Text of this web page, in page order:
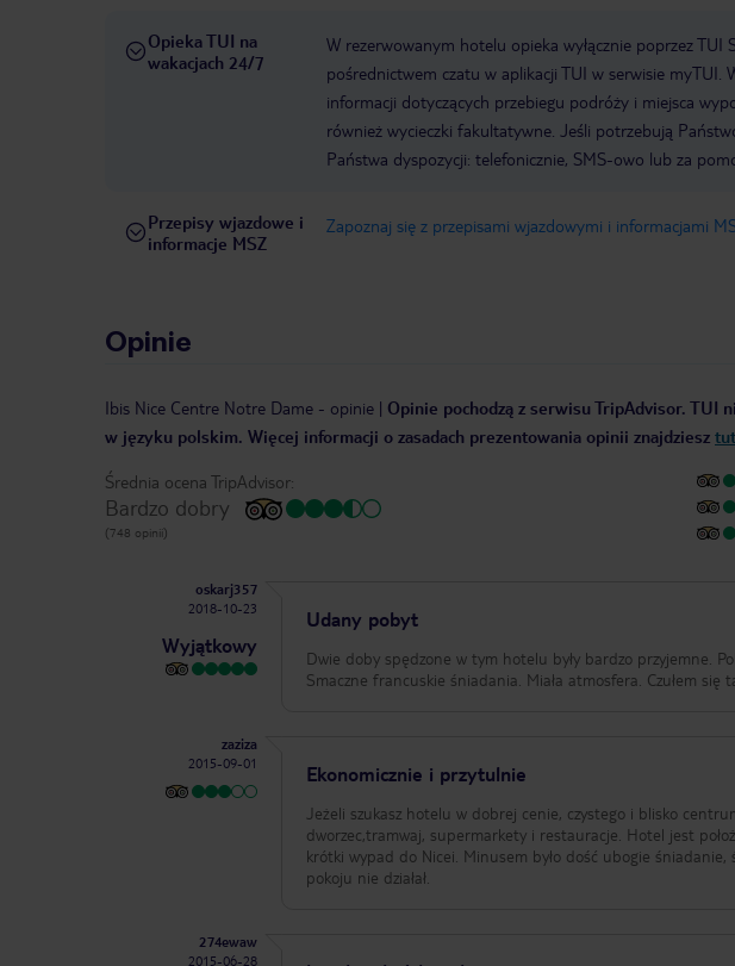
Opieka TUI na
wakacjach 24/7
W rezerwowanym hotelu opieka wyłącznie poprzez TUI
pośrednictwem czatu w aplikacji TUI w serwisie
informacji dotyczących przebiegu podróży i miejsca
również wycieczki fakultatywne. Jeśli potrzebują
Państwa dyspozycji: telefonicznie, SMS-owo lub za
Przepisy wjazdowe i
informacje MSZ
Zapoznaj się z przepisami wjazdowymi i informacjami
Opinie
Ibis Nice Centre Notre Dame - opinie | Opinie pochodzą z serwisu TripAdvisor.
w języku polskim. Więcej informacji o zasadach prezentowania opinii znajdziesz
Średnia ocena TripAdvisor:
Bardzo dobry
(748 opinii)
oskarj357
2018-10-23
Wyjątkowy
Udany pobyt
Dwie doby spędzone w tym hotelu były bardzo przyjemne.
Smaczne francuskie śniadania. Miała atmosfera. Czułem
zaziza
2015-09-01
Ekonomicznie i przytulnie
Jeżeli szukasz hotelu w dobrej cenie, czystego i blisko
dworzec,tramwaj, supermarkety i restauracje. Hotel jest
krótki wypad do Nicei. Minusem było dość ubogie śniadanie, średnio wygodne łóżka oraz fakt iż kilka razy klucz do
pokoju nie działał.
274ewaw
2015-06-28